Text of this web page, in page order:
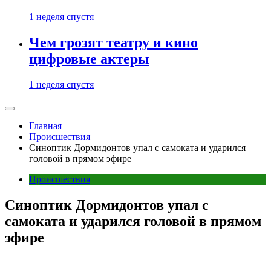
1 неделя спустя
Чем грозят театру и кино
цифровые актеры
1 неделя спустя
Главная
Происшествия
Синоптик Дормидонтов упал с самоката и ударился
головой в прямом эфире
Происшествия
Синоптик Дормидонтов упал с
самоката и ударился головой в прямом
эфире